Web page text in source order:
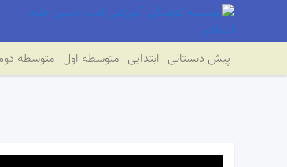
پیش دبستانی ابتدایی متوسطه اول متوسطه